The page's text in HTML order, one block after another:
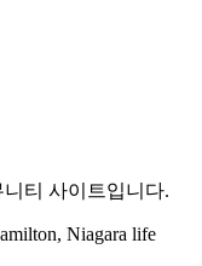
티 사이트입니다.
Niagara life